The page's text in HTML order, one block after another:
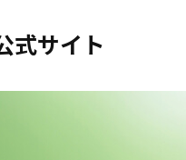
式サイト